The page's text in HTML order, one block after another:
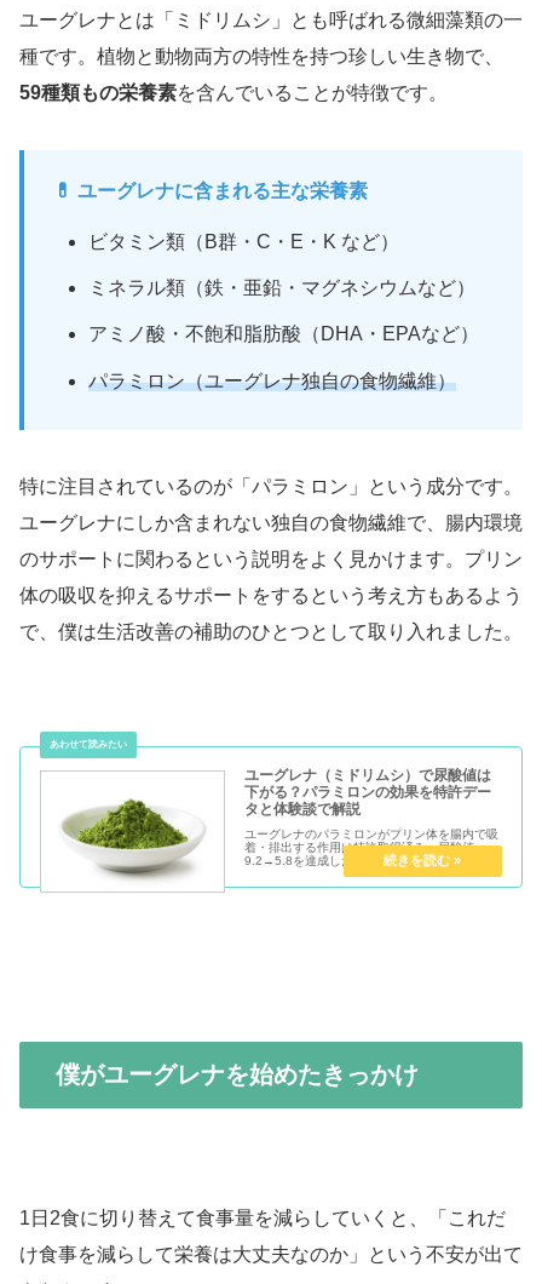
ユーグレナとは「ミドリムシ」とも呼ばれる微細藻類の一
種です。植物と動物両方の特性を持つ珍しい生き物で、
59種類もの栄養素を含んでいることが特徴です。
💊 ユーグレナに含まれる主な栄養素
ビタミン類（B群・C・E・K など）
ミネラル類（鉄・亜鉛・マグネシウムなど）
アミノ酸・不飽和脂肪酸（DHA・EPAなど）
パラミロン（ユーグレナ独自の食物繊維）
特に注目されているのが「パラミロン」という成分です。
ユーグレナにしか含まれない独自の食物繊維で、腸内環境
のサポートに関わるという説明をよく見かけます。プリン
体の吸収を抑えるサポートをするという考え方もあるよう
で、僕は生活改善の補助のひとつとして取り入れました。
ユーグレナ（ミドリムシ）で尿酸値は
下がる？パラミロンの効果を特許デー
タと体験談で解説
ユーグレナのパラミロンがプリン体を腸内で吸
着・排出する作用は特許取得済み。尿酸値
9.2→5.8を達成した40代男性が、科学的根拠と
3ヶ月の体験談をもとにミドリムシサプリの効
果をわかりやすく解説します。
僕がユーグレナを始めたきっかけ
1日2食に切り替えて食事量を減らしていくと、「これだ
け食事を減らして栄養は大丈夫なのか」という不安が出て